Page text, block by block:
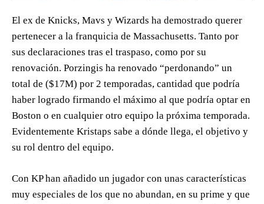
El ex de Knicks, Mavs y Wizards ha demostrado querer
pertenecer a la franquicia de Massachusetts. Tanto por
sus declaraciones tras el traspaso, como por su
renovación. Porzingis ha renovado “perdonando” un
total de ($17M) por 2 temporadas, cantidad que podría
haber logrado firmando el máximo al que podría optar en
Boston o en cualquier otro equipo la próxima temporada.
Evidentemente Kristaps sabe a dónde llega, el objetivo y
su rol dentro del equipo.
Con KP han añadido un jugador con unas características
muy especiales de los que no abundan, en su prime y que